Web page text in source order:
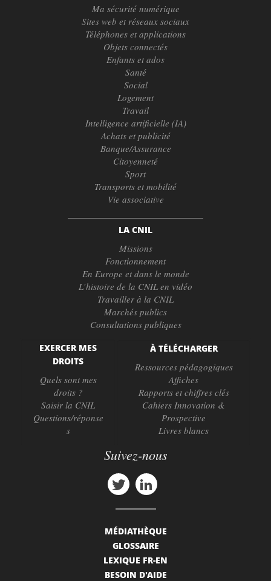
Ma sécurité numérique
Sites web et réseaux sociaux
Téléphones et applications
Objets connectés
Enfants et ados
Santé
Social
Logement
Travail
Intelligence artificielle (IA)
Achats et publicité
Banque/Assurance
Citoyenneté
Sport
Transports et mobilité
Vie associative
LA CNIL
Missions
Fonctionnement
En Europe et dans le monde
L’histoire de la CNIL en vidéo
Travailler à la CNIL
Marchés publics
Consultations publiques
EXERCER MES
DROITS
Quels sont mes
droits ?
Saisir la CNIL
Questions/réponse
s
À TÉLÉCHARGER
Ressources pédagogiques
Affiches
Rapports et chiffres clés
Cahiers Innovation &
Prospective
Livres blancs
Suivez-nous
MÉDIATHÈQUE
GLOSSAIRE
LEXIQUE FR-EN
BESOIN D'AIDE